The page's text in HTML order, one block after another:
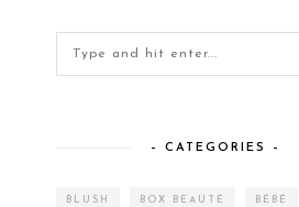
– CATEGORIES –
BLUSH BOX BEAUTÉ BÉBÉ